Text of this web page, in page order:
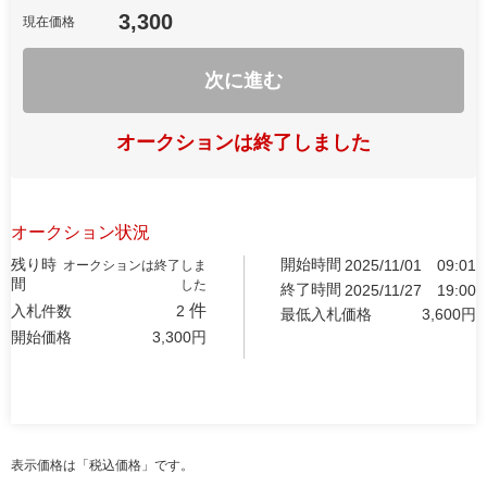
現在価格 3,300
次に進む
オークションは終了しました
オークション状況
残り時
間
オークションは終了しま
した
入札件数 2 件
開始価格 3,300円
開始時間 2025/11/01
09:01
終了時間 2025/11/27
19:00
最低入札価格
3,600円
表示価格は「税込価格」です。